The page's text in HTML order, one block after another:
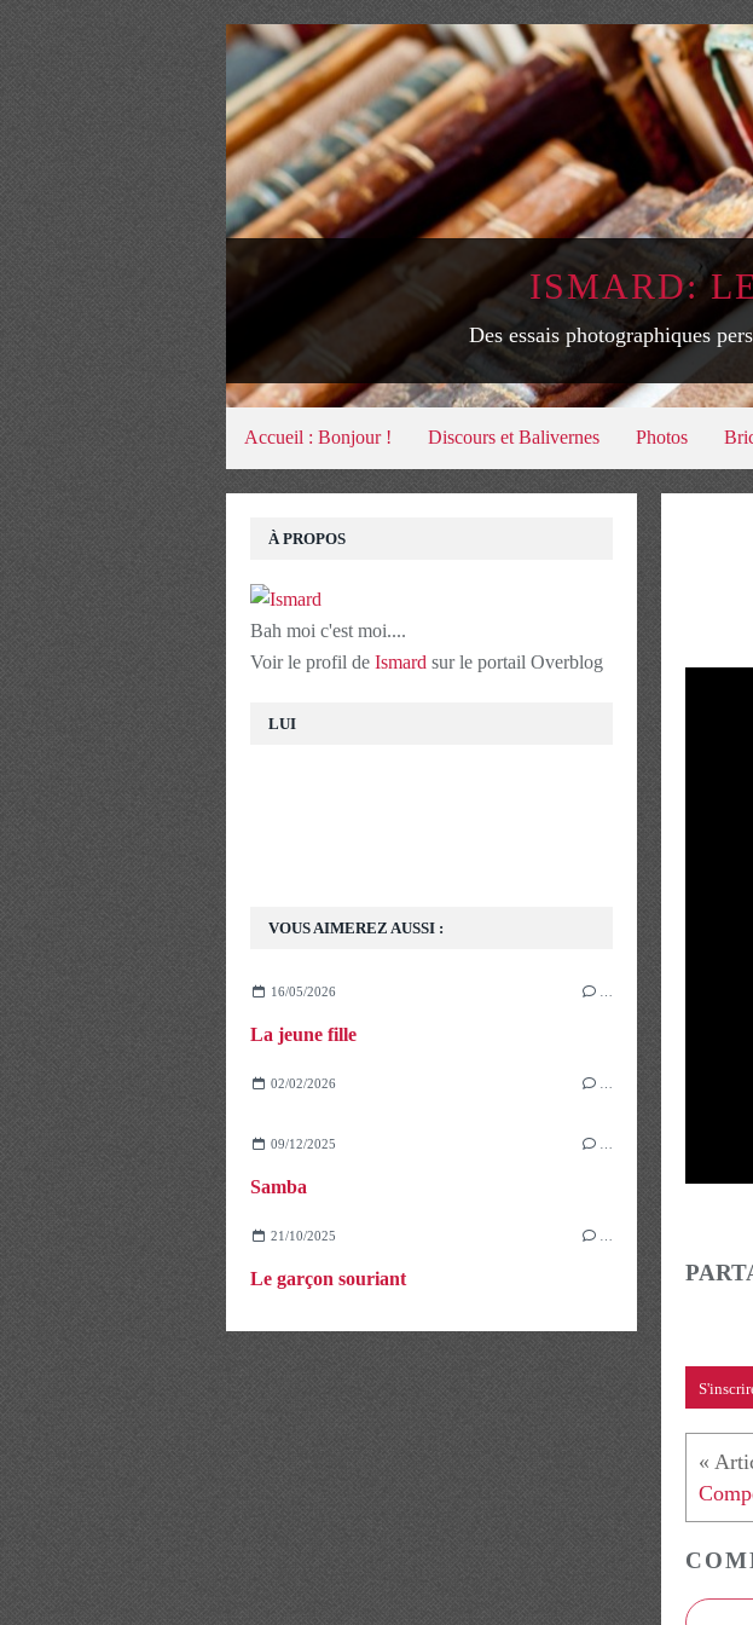
ISMARD:
Des essais photographiques
Accueil : Bonjour ! Discours et Balivernes Photos
À PROPOS
Bah moi c'est moi....
Voir le profil de Ismard sur le portail Overblog
VOUS AIMEREZ AUSSI :
16/05/2026
La jeune fille
02/02/2026
09/12/2025
Samba
21/10/2025
Le garçon souriant
LUI